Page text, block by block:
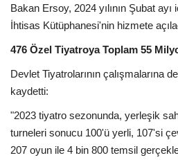
Bakan Ersoy, 2024 yılının Şubat
İhtisas Kütüphanesi'nin hizmete
476 Özel Tiyatroya Toplam 55
Devlet Tiyatrolarının çalışmalarına
kaydetti:
"2023 tiyatro sezonunda, yerleşik
turneleri sonucu 100'ü yerli, 107'si
207 oyun ile 4 bin 800 temsil